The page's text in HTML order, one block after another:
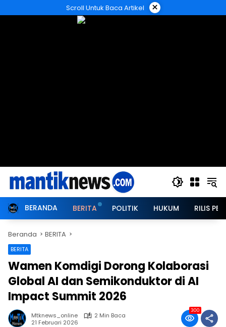
ke
Scroll Untuk Baca Artikel ×
BERANDA BERITA POLITIK HUKUM RILIS
Beranda BERITA
BERITA
Wamen Komdigi Dorong Kolaborasi
Global AI dan Semikonduktor di AI
Impact Summit 2026
Mtknews_online
2 Min Baca
21 Februari 2026
300